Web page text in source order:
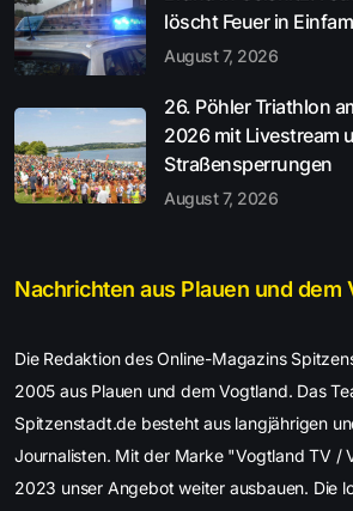
löscht Feuer in
August 7, 2026
26. Pöhler Triathlon
2026 mit Livestream
Straßensperrungen
August 7, 2026
Nachrichten aus Plauen und dem
Die Redaktion des Online-Magazins
2005 aus Plauen und dem Vogtland. Das
Spitzenstadt.de besteht aus langjährigen
Journalisten. Mit der Marke "Vogtland TV /
2023 unser Angebot weiter ausbauen. Die